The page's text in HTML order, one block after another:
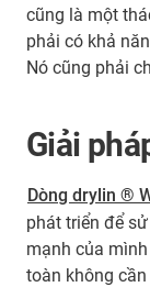
cũng là một
phải có khả
Nó cũng phải
Giải
Dòng drylin ®
phát triển để
mạnh của
toàn không